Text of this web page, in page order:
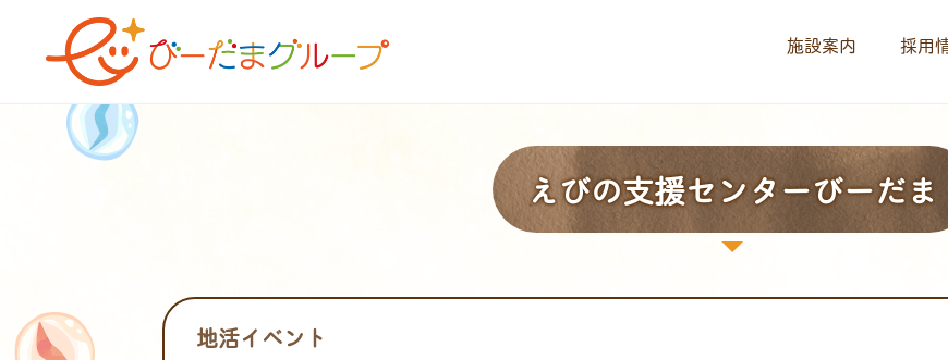
施設案内 採用
えびの支援センターびーだま
地活イベント